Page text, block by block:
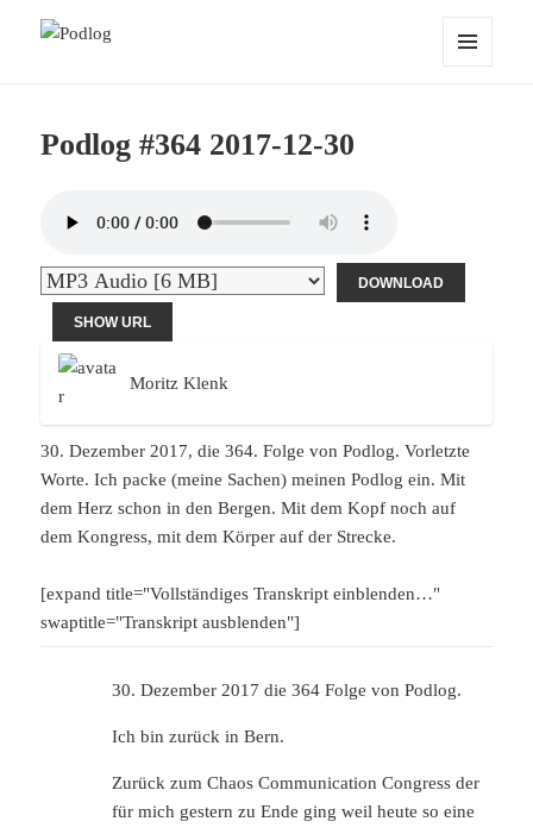
Podlog #364 2017-12-30
DOWNLOAD
SHOW URL
Moritz Klenk
30. Dezember 2017, die 364. Folge von Podlog. Vorletzte
Worte. Ich packe (meine Sachen) meinen Podlog ein. Mit
dem Herz schon in den Bergen. Mit dem Kopf noch auf
dem Kongress, mit dem Körper auf der Strecke.
[expand title="Vollständiges Transkript einblenden…"
swaptitle="Transkript ausblenden"]
30. Dezember 2017 die 364 Folge von Podlog.
Ich bin zurück in Bern.
Zurück zum Chaos Communication Congress der
für mich gestern zu Ende ging weil heute so eine